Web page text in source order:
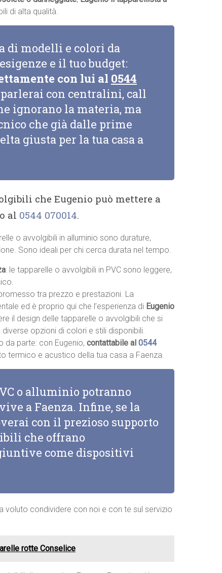
di alta qualità.
di modelli e colori da
e il tuo budget:
con lui al 0544
con centralini, call
ignorano la materia, ma
che già dalle prime
giusta per la tua casa a
che Eugenio può mettere a
al 0544 070014.
o avvolgibili in alluminio sono durature,
Sono ideali per chi cerca durata nel tempo.
: le tapparelle o avvolgibili in PVC sono leggere,
tra prezzo e prestazioni. La
ed è proprio qui che l’esperienza di Eugenio
il design delle tapparelle o avvolgibili che si
opzioni di colori e stili disponibili.
da parte: con Eugenio, contattabile al 0544
termico e acustico della tua casa a Faenza.
o alluminio potranno
a Faenza. Infine, se la
con il prezioso supporto
che offrano
come dispositivi
voluto condividere con noi e con te sul servizio
rotte Conselice